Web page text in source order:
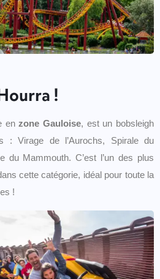
!
enzone Gauloise, est un bobsleigh
: Virage de l’Aurochs, Spirale du
du Mammouth. C’est l’un des plus
cette catégorie, idéal pour toute la
!